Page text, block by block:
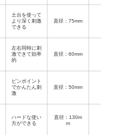
土台を使って
より深く刺激
できる
直径：75mm
左右同時に刺
激できて効率
的
直径：60mm
ピンポイント
でかんたん刺
激
直径：50mm
ハードな使い
方ができる
直径：130m
m